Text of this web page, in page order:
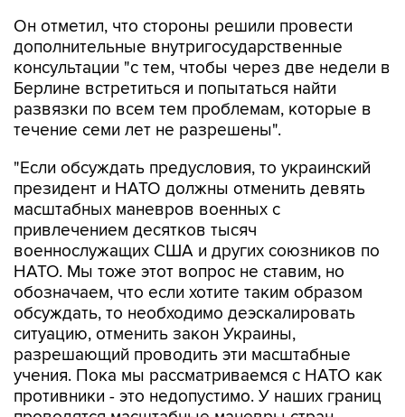
Он отметил, что стороны решили провести
дополнительные внутригосударственные
консультации "с тем, чтобы через две недели в
Берлине встретиться и попытаться найти
развязки по всем тем проблемам, которые в
течение семи лет не разрешены".
"Если обсуждать предусловия, то украинский
президент и НАТО должны отменить девять
масштабных маневров военных с
привлечением десятков тысяч
военнослужащих США и других союзников по
НАТО. Мы тоже этот вопрос не ставим, но
обозначаем, что если хотите таким образом
обсуждать, то необходимо деэскалировать
ситуацию, отменить закон Украины,
разрешающий проводить эти масштабные
учения. Пока мы рассматриваемся с НАТО как
противники - это недопустимо. У наших границ